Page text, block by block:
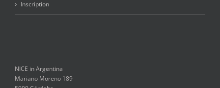
Inscription
NICE in Argentina
Mariano Moreno 189